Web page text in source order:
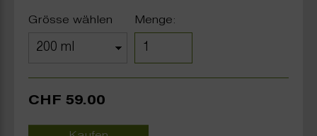
Grösse wählen Menge:
CHF 59.00